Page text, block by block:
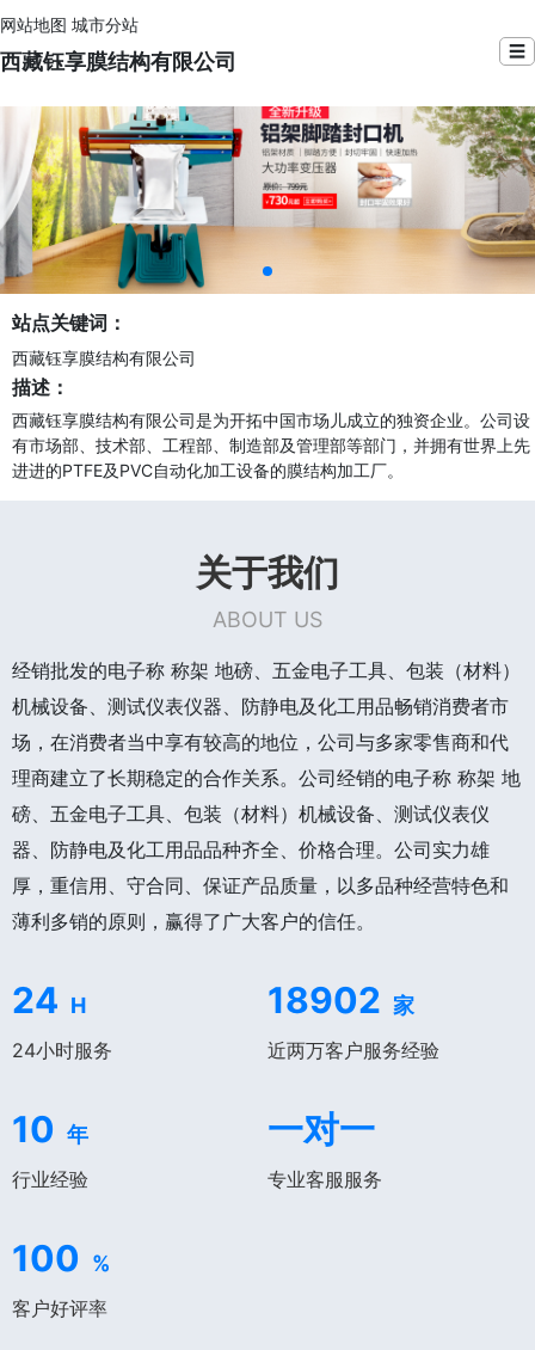
网站地图 城市分站
西藏钰享膜结构有限公司 ☰
站点关键词：
西藏钰享膜结构有限公司
描述：
西藏钰享膜结构有限公司是为开拓中国市场儿成立的独资企业。公司设
有市场部、技术部、工程部、制造部及管理部等部门，并拥有世界上先
进进的PTFE及PVC自动化加工设备的膜结构加工厂。
关于我们
ABOUT US
经销批发的电子称 称架 地磅、五金电子工具、包装（材料）
机械设备、测试仪表仪器、防静电及化工用品畅销消费者市
场，在消费者当中享有较高的地位，公司与多家零售商和代
理商建立了长期稳定的合作关系。公司经销的电子称 称架 地
磅、五金电子工具、包装（材料）机械设备、测试仪表仪
器、防静电及化工用品品种齐全、价格合理。公司实力雄
厚，重信用、守合同、保证产品质量，以多品种经营特色和
薄利多销的原则，赢得了广大客户的信任。
24 H
24小时服务
18902 家
近两万客户服务经验
10 年
行业经验
一对一
专业客服服务
100 %
客户好评率